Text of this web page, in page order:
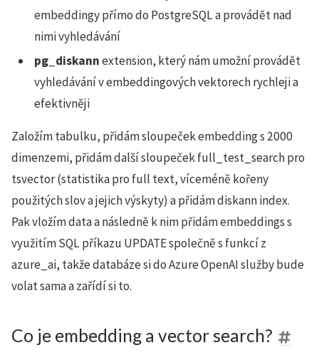
embeddingy přímo do PostgreSQL a provádět nad
nimi vyhledávání
pg_diskannextension, který nám umožní provádět
vyhledávání v embeddingových vektorech rychleji a
efektivněji
Založím tabulku, přidám sloupeček embedding s 2000
dimenzemi, přidám další sloupeček full_test_search pro
tsvector (statistika pro full text, víceméně kořeny
použitých slov a jejich výskyty) a přidám diskann index.
Pak vložím data a následně k nim přidám embeddings s
využitím SQL příkazu UPDATE společně s funkcí z
azure_ai, takže databáze si do Azure OpenAI služby bude
volat sama a zařídí si to.
Co je embedding a vector search?